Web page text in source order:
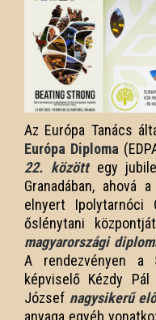
Az Európa Tanács
Európa Diploma
22. közöttegy
Granadában,
elnyert Ipolytarnóci
őslénytani
magyarországi
A rendezvényen a
képviselő Kézdy
József nagysikerű
anyaga egyéb